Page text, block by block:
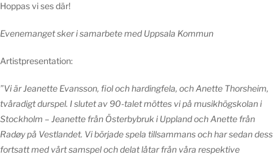
Hoppas vi ses där!
Evenemanget sker i samarbete med Uppsala Kommun
Artistpresentation:
”Vi är Jeanette Evansson, fiol och hardingfela, och Anette Thorsheim,
tvåradigt durspel. I slutet av 90-talet möttes vi på musikhögskolan i
Stockholm – Jeanette från Österbybruk i Uppland och Anette från
Radøy på Vestlandet. Vi började spela tillsammans och har sedan dess
fortsatt med vårt samspel och delat låtar från våra respektive